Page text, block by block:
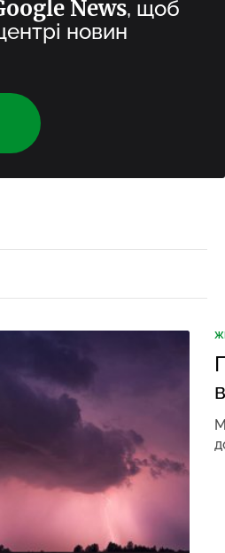
News, щоб
новин